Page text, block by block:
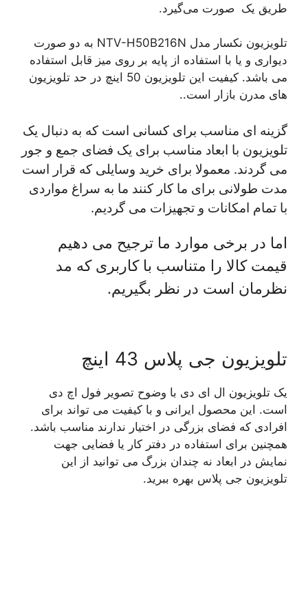
طریق یک صورت می‌گیرد.
تلویزیون نکسار مدل NTV-H50B216N به دو صورت
دیواری و یا با استفاده از پایه بر روی میز قابل استفاده
می باشد. کیفیت این تلویزیون 50 اینچ در حد تلویزیون
های مدرن بازار است..
گزینه ای مناسب برای کسانی است که به دنبال یک
تلویزیون با ابعاد مناسب برای یک فضای جمع و جور
می گردند. معمولا برای خرید وسایلی که قرار است
مدت طولانی برای ما کار کنند ما به سراغ مواردی
با تمام امکانات و تجهیزات می گردیم.
اما در برخی موارد ما ترجیح می دهیم
قیمت کالا را متناسب با کاربری که مد
نظرمان است در نظر بگیریم.
تلویزیون جی پلاس 43 اینچ
یک تلویزیون ال ای دی با وضوح تصویر فول اچ دی
است. این محصول ایرانی و با کیفیت می تواند برای
افرادی که فضای بزرگی در اختیار ندارند مناسب باشد.
همچنین برای استفاده در دفتر کار یا فضایی جهت
نمایش در ابعاد نه چندان بزرگ می توانید از این
تلویزیون جی پلاس بهره ببرید.